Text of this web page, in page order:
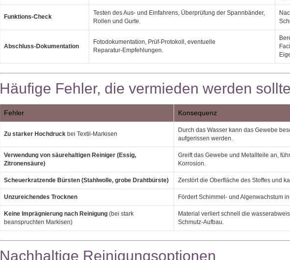
Funktions‑Check
Testen des Aus‑ und Einfahrens, Überprüfung der Spannbänder,
Rollen und Gurte.
Abschluss‑Dokumentation
Fotodokumentation, Prüf‑Protokoll, eventuelle
Reparatur‑Empfehlungen.
Häufige Fehler, die vermieden werden
Fehler Konsequenz
Zu starker Hochdruck bei Textil‑Markisen
Durch das Wasser kann das Gewebe
aufgerissen werden.
Verwendung von säurehaltigen Reiniger (Essig,
Zitronensäure)
Greift das Gewebe und Metallteile an,
Korrosion.
Scheuerkratzende Bürsten (Stahlwolle, grobe Drahtbürste) Zerstört die Oberfläche des Stoffes und
Unzureichendes Trocknen Fördert Schimmel‑ und Algenwachstum
Keine Imprägnierung nach Reinigung (bei stark
beanspruchten Markisen)
Material verliert schnell die
Schmutz‑Aufbau.
Nachhaltige Reinigungsoptionen